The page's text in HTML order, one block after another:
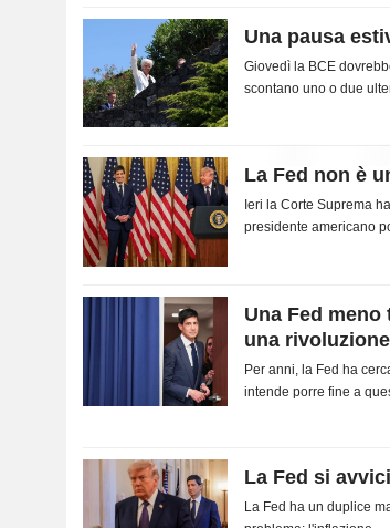
Una pausa
Giovedì la BCE
scontano uno o due
La Fed non è
Ieri la Corte Suprema
presidente americano
indipendenti. Con
Una Fed
una rivoluzione
Per anni, la Fed ha
intende porre fine a
La Fed si
La Fed ha un duplice